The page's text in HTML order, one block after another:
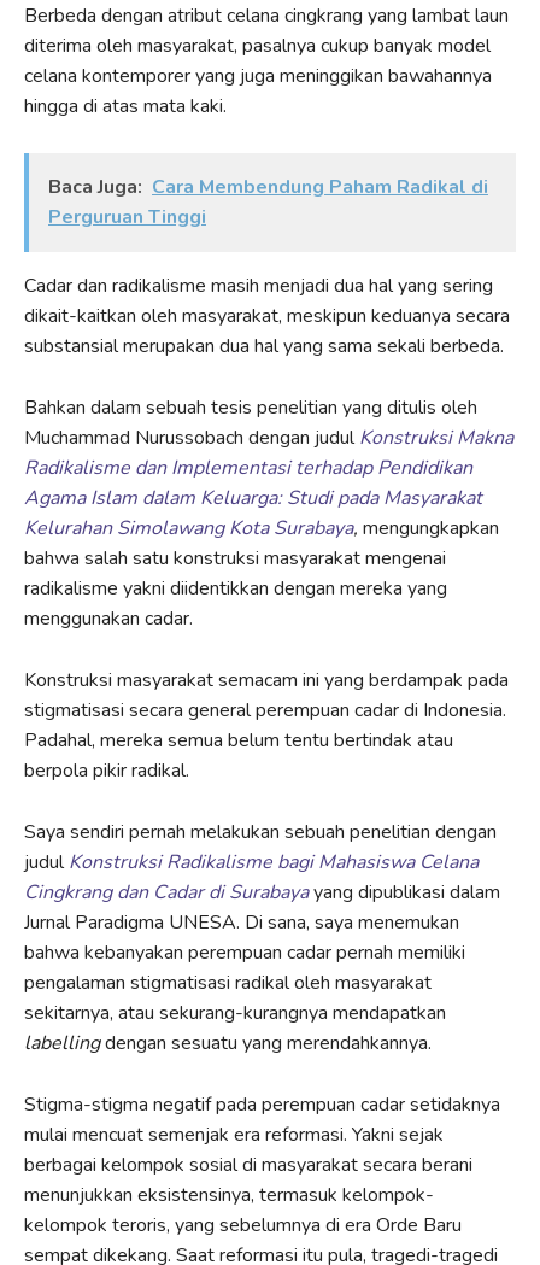
Berbeda dengan atribut celana cingkrang yang lambat laun
diterima oleh masyarakat, pasalnya cukup banyak model
celana kontemporer yang juga meninggikan bawahannya
hingga di atas mata kaki.
Baca Juga: Cara Membendung Paham Radikal di
Perguruan Tinggi
Cadar dan radikalisme masih menjadi dua hal yang sering
dikait-kaitkan oleh masyarakat, meskipun keduanya secara
substansial merupakan dua hal yang sama sekali berbeda.
Bahkan dalam sebuah tesis penelitian yang ditulis oleh
Muchammad Nurussobach dengan judulKonstruksi Makna
Radikalisme dan Implementasi terhadap Pendidikan
Agama Islam dalam Keluarga: Studi pada Masyarakat
Kelurahan Simolawang Kota Surabaya, mengungkapkan
bahwa salah satu konstruksi masyarakat mengenai
radikalisme yakni diidentikkan dengan mereka yang
menggunakan cadar.
Konstruksi masyarakat semacam ini yang berdampak pada
stigmatisasi secara general perempuan cadar di Indonesia.
Padahal, mereka semua belum tentu bertindak atau
berpola pikir radikal.
Saya sendiri pernah melakukan sebuah penelitian dengan
judulKonstruksi Radikalisme bagi Mahasiswa Celana
Cingkrang dan Cadar di Surabayayang dipublikasi dalam
Jurnal Paradigma UNESA. Di sana, saya menemukan
bahwa kebanyakan perempuan cadar pernah memiliki
pengalaman stigmatisasi radikal oleh masyarakat
sekitarnya, atau sekurang-kurangnya mendapatkan
labellingdengan sesuatu yang merendahkannya.
Stigma-stigma negatif pada perempuan cadar setidaknya
mulai mencuat semenjak era reformasi. Yakni sejak
berbagai kelompok sosial di masyarakat secara berani
menunjukkan eksistensinya, termasuk kelompok-
kelompok teroris, yang sebelumnya di era Orde Baru
sempat dikekang. Saat reformasi itu pula, tragedi-tragedi